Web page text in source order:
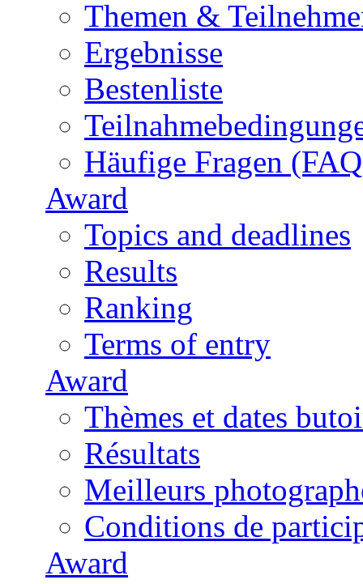
Themen &
Ergebnisse
Bestenliste
Häufige Fragen
Award
Topics and deadlines
Results
Ranking
Terms of entry
Award
Thèmes et dates
Résultats
Meilleurs
Conditions de
Award